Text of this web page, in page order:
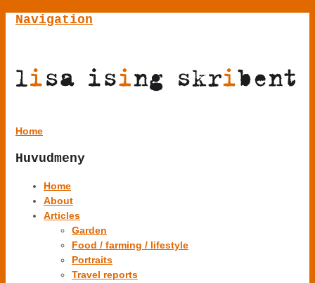
Navigation
Home
Huvudmeny
Home
About
Articles
Garden
Food / farming / lifestyle
Portraits
Travel reports